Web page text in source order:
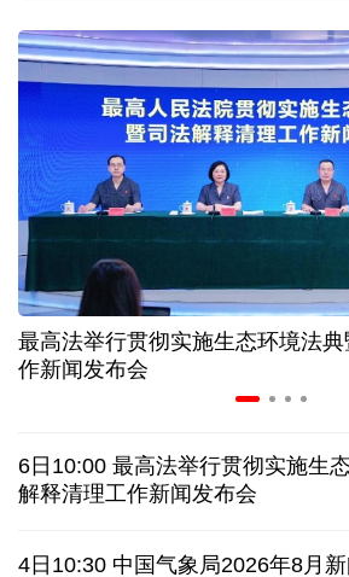
中证协召开国际业务委员会主任
我国首个银行业数据出境负面清
科创转型到全球布局 上海出台规
合肥"人工智能+"多场景落地 千行
宇树科技战略配售名单公布
俄外交部说日本加速"再军事化"扰
被曝酒驾、盗窃、猥亵等 日本自
最高法举行贯彻实施生态环境法
作新闻发布会
6日10:00 最高法举行贯彻实施生
解释清理工作新闻发布会
4日10:30 中国气象局2026年8月